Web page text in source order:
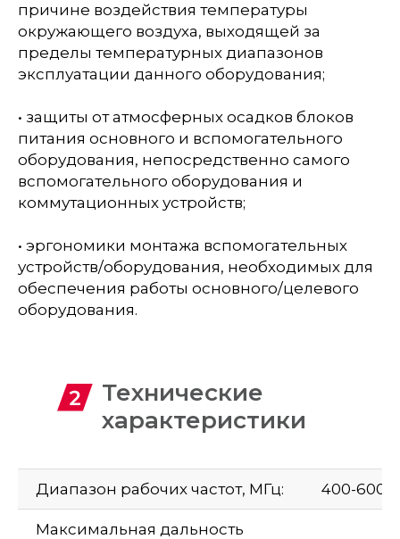
причине воздействия температуры
окружающего воздуха, выходящей за
пределы температурных диапазонов
эксплуатации данного оборудования;
• защиты от атмосферных осадков блоков
питания основного и вспомогательного
оборудования, непосредственно самого
вспомогательного оборудования и
коммутационных устройств;
• эргономики монтажа вспомогательных
устройств/оборудования, необходимых для
обеспечения работы основного/целевого
оборудования.
Технические
характеристики
Диапазон рабочих частот, МГц: 400-6000
Максимальная дальность